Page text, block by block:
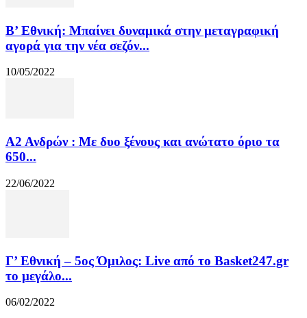
Β’ Εθνική: Μπαίνει δυναμικά στην μεταγραφική
αγορά για την νέα σεζόν...
10/05/2022
Α2 Ανδρών : Με δυο ξένους και ανώτατο όριο τα
650...
22/06/2022
Γ’ Εθνική – 5ος Όμιλος: Live από το Basket247.gr
το μεγάλο...
06/02/2022